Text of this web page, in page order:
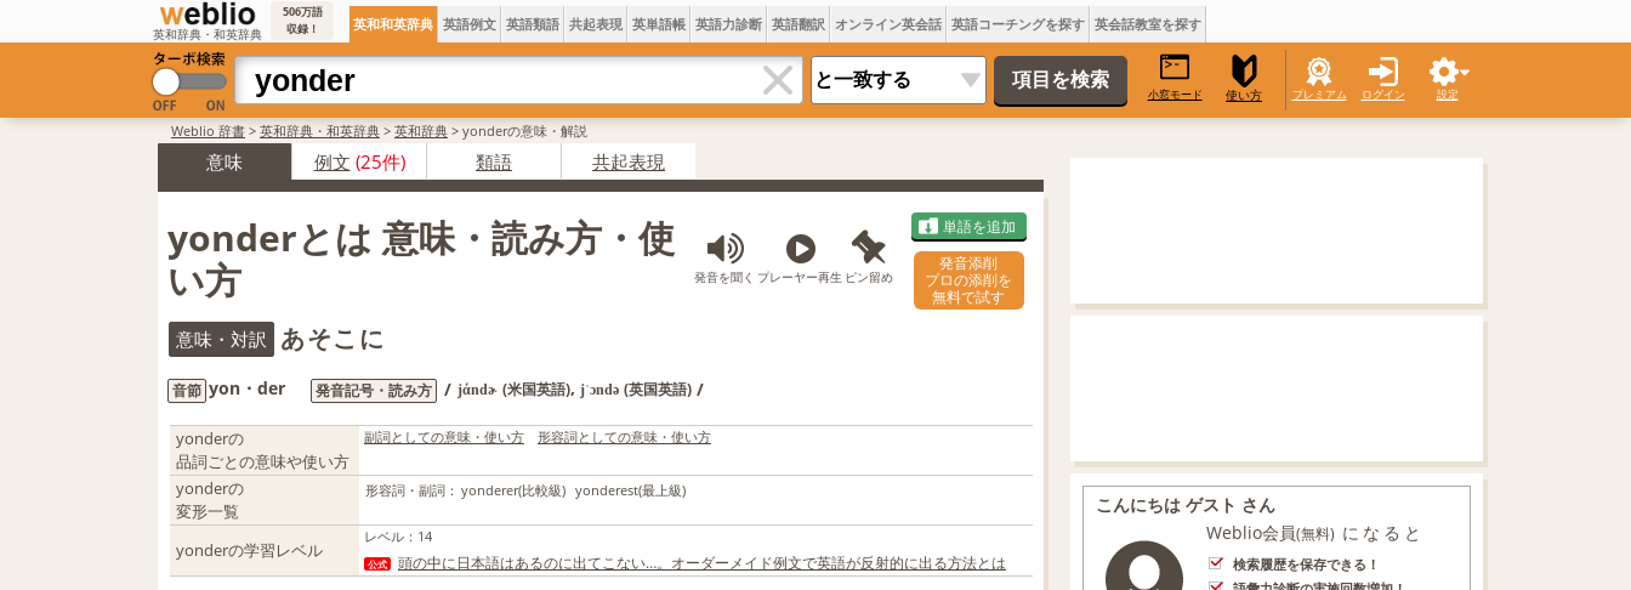
英和辞典・和英辞典
506万語
収録！
英和和英辞典 英語例文 英語類語 共起表現 英単語帳 英語力診断 英語翻訳 オンライン英会話 英語コーチングを探す 英会話教室を探す
小窓モード 使い方 プレミアム ログイン 設定
Weblio 辞書 > 英和辞典・和英辞典 > 英和辞典 > yonderの意味・解説
意味 例文 (25件) 類語 共起表現
yonderとは 意味・読み方・使
い方
発音を聞く プレーヤー再生 ピン留め
単語を追加
発音添削
プロの添削を
無料で試す
意味・対訳 あそこに
音節 yon・der 発音記号・読み方 / jάndɚ (米国英語), jˈɔndə (英国英語) /
yonderの
品詞ごとの意味や使い方
副詞としての意味・使い方 形容詞としての意味・使い方
yonderの
変形一覧
形容詞・副詞： yonderer(比較級) yonderest(最上級)
yonderの学習レベル
レベル ： 14
公式 頭の中に日本語はあるのに出てこない…。オーダーメイド例文で英語が反射的に出る方法とは
こんにちは ゲスト さん
Weblio会員(無料) になると
検索履歴を保存できる！